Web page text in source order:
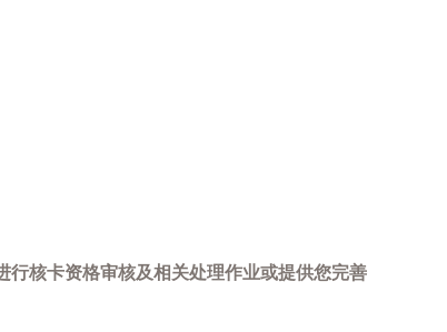
核卡资格审核及相关处理作业或提供您完善